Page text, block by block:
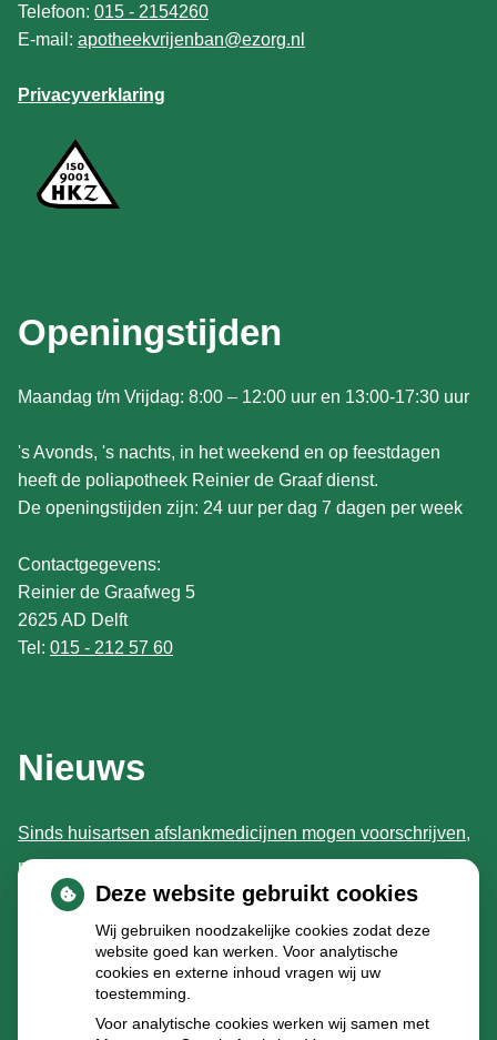
Telefoon: 015 - 2154260
E-mail: apotheekvrijenban@ezorg.nl
Privacyverklaring
Openingstijden
Maandag t/m Vrijdag: 8:00 – 12:00 uur en 13:00-17:30 uur
's Avonds, 's nachts, in het weekend en op feestdagen
heeft de poliapotheek Reinier de Graaf dienst.
De openingstijden zijn: 24 uur per dag 7 dagen per week
Contactgegevens:
Reinier de Graafweg 5
2625 AD Delft
Tel: 015 - 212 57 60
Nieuws
Sinds huisartsen afslankmedicijnen mogen voorschrijven,
neemt gebruik toe
Schurft sinds corona geen vergeten ziekte meer: aantal
uitbraken fors gestegen
Stoppen met afslankmedicijnen betekent zonder
leefstijlaanpassingen weer gewichtstoename
Kookadvies drinkwater in provincie Utrecht vanwege
Deze website gebruikt cookies
Wij gebruiken noodzakelijke cookies zodat deze
website goed kan werken. Voor analytische
cookies en externe inhoud vragen wij uw
toestemming.
Voor analytische cookies werken wij samen met